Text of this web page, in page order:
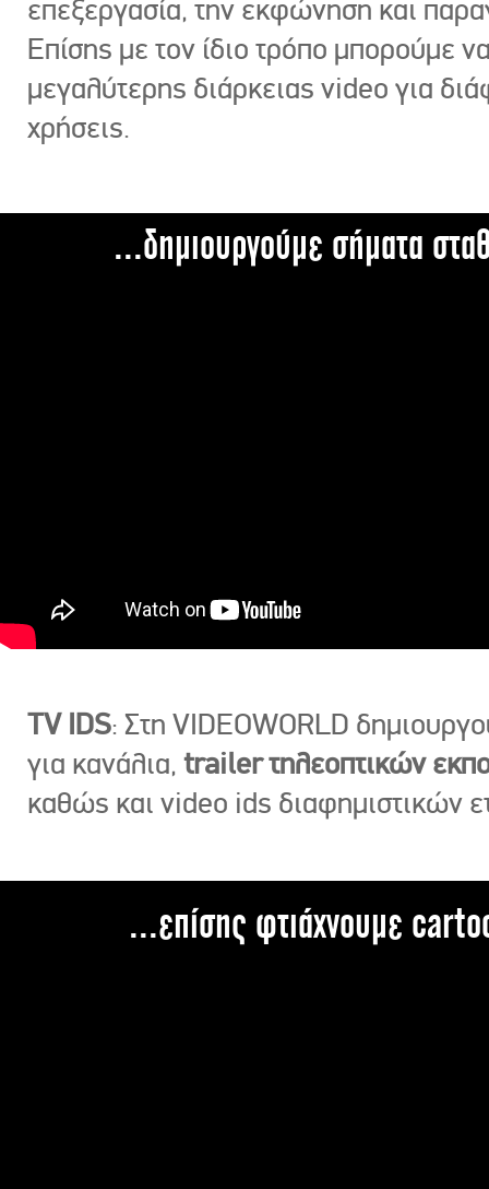
επεξεργασία, την εκφώνηση και
Επίσης με τον ίδιο τρόπο μπορούμε
μεγαλύτερης διάρκειας video για
χρήσεις.
...δημιουργούμε σήματα
TV IDS: Στη VIDEOWORLD
για κανάλια, trailer τηλεοπτικών
καθώς και video ids διαφημιστικών
...επίσης φτιάχνουμε